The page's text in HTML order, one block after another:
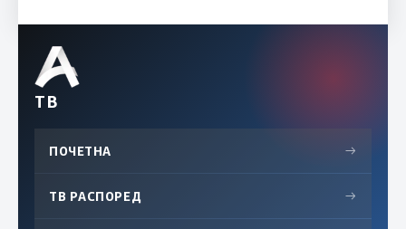
ТВ
ПОЧЕТНА →
ТВ РАСПОРЕД →